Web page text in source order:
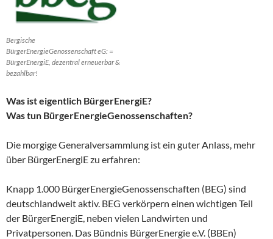
Bergische
BürgerEnergieGenossenschaft eG: =
BürgerEnergiE, dezentral erneuerbar &
bezahlbar!
Was ist eigentlich BürgerEnergiE?
Was tun BürgerEnergieGenossenschaften?
Die morgige Generalversammlung ist ein guter Anlass, mehr
über BürgerEnergiE zu erfahren:
Knapp 1.000 BürgerEnergieGenossenschaften (BEG) sind
deutschlandweit aktiv. BEG verkörpern einen wichtigen Teil
der BürgerEnergiE, neben vielen Landwirten und
Privatpersonen. Das Bündnis BürgerEnergie e.V. (BBEn)